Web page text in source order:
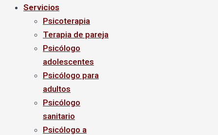
Servicios
Psicoterapia
Terapia de pareja
Psicólogo
adolescentes
Psicólogo para
adultos
Psicólogo
sanitario
Psicólogo a